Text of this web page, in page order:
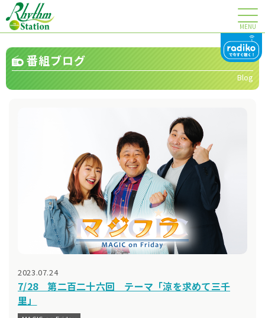
MENU
番組ブログ
Blog
2023.07.24
7/28 第二百二十六回 テーマ「涼を求めて三千
里」